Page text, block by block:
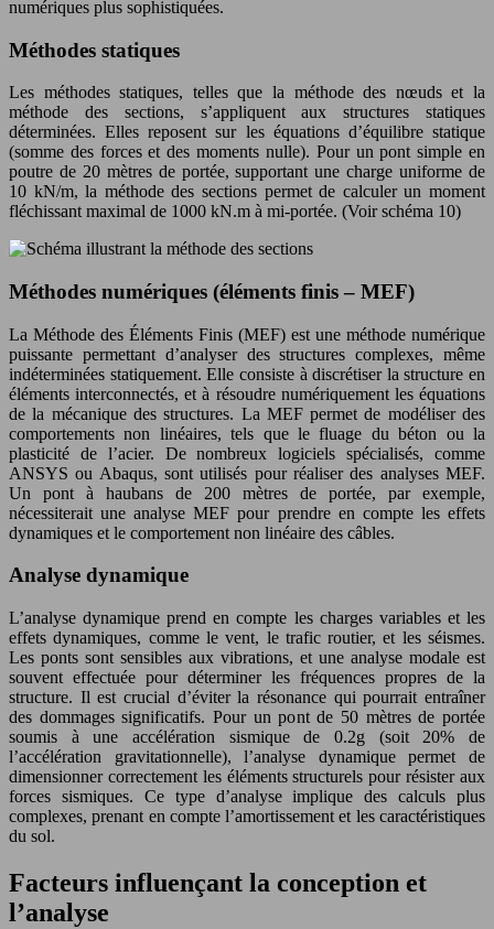
numériques plus sophistiquées.
Méthodes statiques
Les méthodes statiques, telles que la méthode des nœuds et la
méthode des sections, s’appliquent aux structures statiques
déterminées. Elles reposent sur les équations d’équilibre statique
(somme des forces et des moments nulle). Pour un pont simple en
poutre de 20 mètres de portée, supportant une charge uniforme de
10 kN/m, la méthode des sections permet de calculer un moment
fléchissant maximal de 1000 kN.m à mi-portée. (Voir schéma 10)
Méthodes numériques (éléments finis – MEF)
La Méthode des Éléments Finis (MEF) est une méthode numérique
puissante permettant d’analyser des structures complexes, même
indéterminées statiquement. Elle consiste à discrétiser la structure en
éléments interconnectés, et à résoudre numériquement les équations
de la mécanique des structures. La MEF permet de modéliser des
comportements non linéaires, tels que le fluage du béton ou la
plasticité de l’acier. De nombreux logiciels spécialisés, comme
ANSYS ou Abaqus, sont utilisés pour réaliser des analyses MEF.
Un pont à haubans de 200 mètres de portée, par exemple,
nécessiterait une analyse MEF pour prendre en compte les effets
dynamiques et le comportement non linéaire des câbles.
Analyse dynamique
L’analyse dynamique prend en compte les charges variables et les
effets dynamiques, comme le vent, le trafic routier, et les séismes.
Les ponts sont sensibles aux vibrations, et une analyse modale est
souvent effectuée pour déterminer les fréquences propres de la
structure. Il est crucial d’éviter la résonance qui pourrait entraîner
des dommages significatifs. Pour un pont de 50 mètres de portée
soumis à une accélération sismique de 0.2g (soit 20% de
l’accélération gravitationnelle), l’analyse dynamique permet de
dimensionner correctement les éléments structurels pour résister aux
forces sismiques. Ce type d’analyse implique des calculs plus
complexes, prenant en compte l’amortissement et les caractéristiques
du sol.
Facteurs influençant la conception et
l’analyse